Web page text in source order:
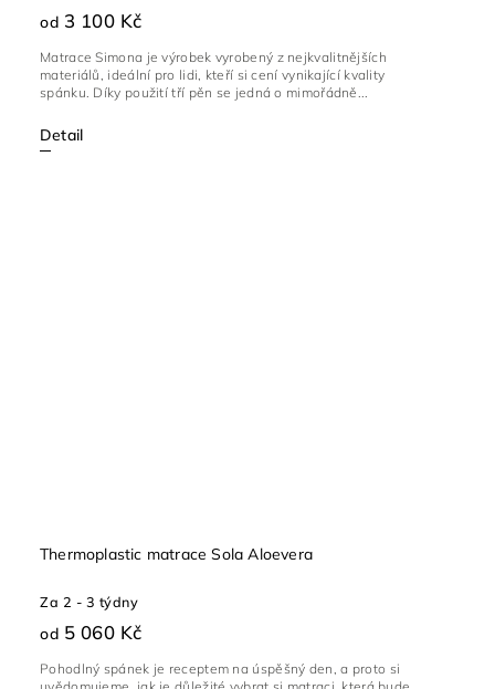
od 3 100 Kč
Detail
Matrace Simona je výrobek vyrobený z nejkvalitnějších
materiálů, ideální pro lidi, kteří si cení vynikající kvality
spánku. Díky použití tří pěn se jedná o mimořádně...
Thermoplastic matrace Sola Aloevera
Za 2 - 3 týdny
od 5 060 Kč
Pohodlný spánek je receptem na úspěšný den, a proto si